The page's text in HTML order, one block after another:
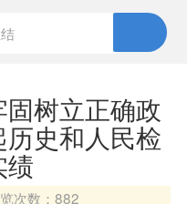
树立正确政
史和人民检
绩
次数： 882